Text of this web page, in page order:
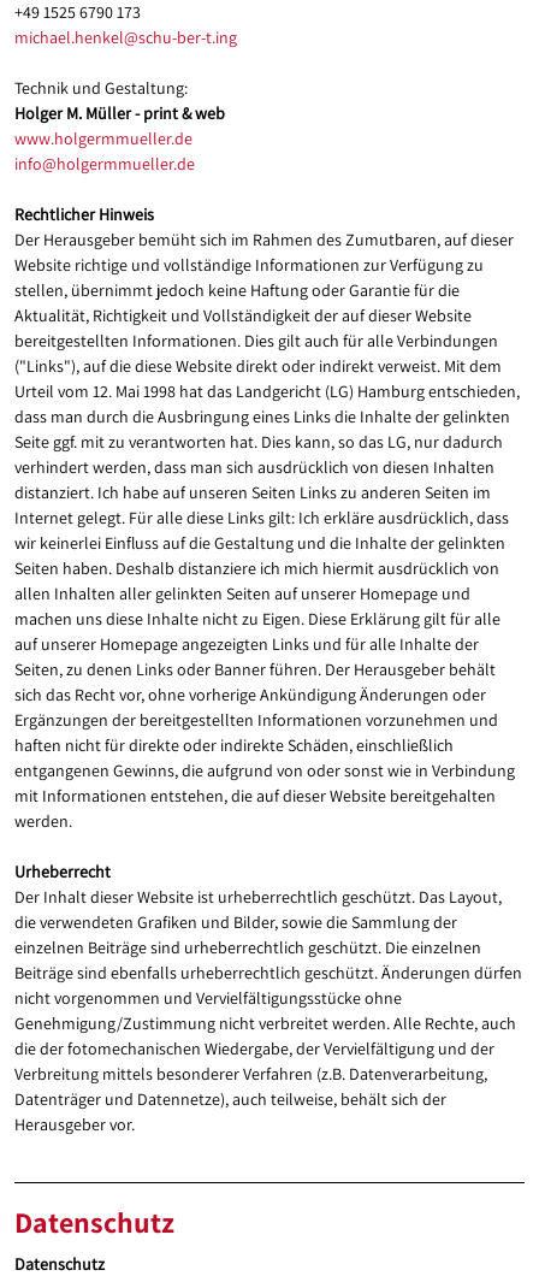
+49 1525 6790 173
michael.henkel@schu-ber-t.ing
Technik und Gestaltung:
Holger M. Müller - print & web
www.holgermmueller.de
info@holgermmueller.de
Rechtlicher Hinweis
Der Herausgeber bemüht sich im Rahmen des Zumutbaren, auf dieser
Website richtige und vollständige Informationen zur Verfügung zu
stellen, übernimmt jedoch keine Haftung oder Garantie für die
Aktualität, Richtigkeit und Vollständigkeit der auf dieser Website
bereitgestellten Informationen. Dies gilt auch für alle Verbindungen
("Links"), auf die diese Website direkt oder indirekt verweist. Mit dem
Urteil vom 12. Mai 1998 hat das Landgericht (LG) Hamburg entschieden,
dass man durch die Ausbringung eines Links die Inhalte der gelinkten
Seite ggf. mit zu verantworten hat. Dies kann, so das LG, nur dadurch
verhindert werden, dass man sich ausdrücklich von diesen Inhalten
distanziert. Ich habe auf unseren Seiten Links zu anderen Seiten im
Internet gelegt. Für alle diese Links gilt: Ich erkläre ausdrücklich, dass
wir keinerlei Einfluss auf die Gestaltung und die Inhalte der gelinkten
Seiten haben. Deshalb distanziere ich mich hiermit ausdrücklich von
allen Inhalten aller gelinkten Seiten auf unserer Homepage und
machen uns diese Inhalte nicht zu Eigen. Diese Erklärung gilt für alle
auf unserer Homepage angezeigten Links und für alle Inhalte der
Seiten, zu denen Links oder Banner führen. Der Herausgeber behält
sich das Recht vor, ohne vorherige Ankündigung Änderungen oder
Ergänzungen der bereitgestellten Informationen vorzunehmen und
haften nicht für direkte oder indirekte Schäden, einschließlich
entgangenen Gewinns, die aufgrund von oder sonst wie in Verbindung
mit Informationen entstehen, die auf dieser Website bereitgehalten
werden.
Urheberrecht
Der Inhalt dieser Website ist urheberrechtlich geschützt. Das Layout,
die verwendeten Grafiken und Bilder, sowie die Sammlung der
einzelnen Beiträge sind urheberrechtlich geschützt. Die einzelnen
Beiträge sind ebenfalls urheberrechtlich geschützt. Änderungen dürfen
nicht vorgenommen und Vervielfältigungsstücke ohne
Genehmigung/Zustimmung nicht verbreitet werden. Alle Rechte, auch
die der fotomechanischen Wiedergabe, der Vervielfältigung und der
Verbreitung mittels besonderer Verfahren (z.B. Datenverarbeitung,
Datenträger und Datennetze), auch teilweise, behält sich der
Herausgeber vor.
Datenschutz
Datenschutz